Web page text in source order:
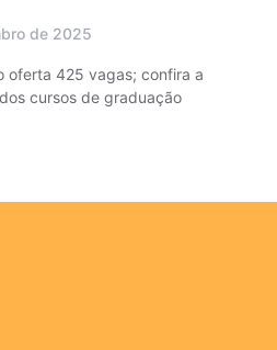
de 2025
oferta 425 vagas; confira a
cursos de graduação